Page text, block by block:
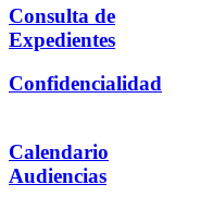
Consulta de
Expedientes
Confidencialidad
Calendario
Audiencias